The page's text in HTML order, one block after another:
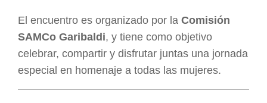
El encuentro es organizado por la Comisión
SAMCo Garibaldi, y tiene como objetivo
celebrar, compartir y disfrutar juntas una jornada
especial en homenaje a todas las mujeres.